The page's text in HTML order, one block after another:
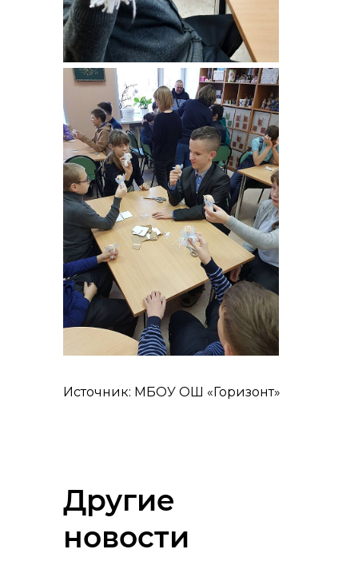
Источник: МБОУ ОШ «Горизонт»
Другие
новости